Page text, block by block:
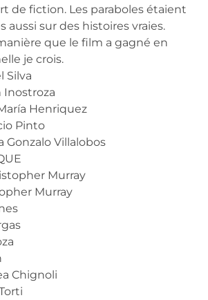
de fiction. Les paraboles étaient
aussi sur des histoires vraies.
que le film a gagné en
je crois.
Silva
Inostroza
Henriquez
Pinto
Gonzalo Villalobos
Murray
Murray
Chignoli